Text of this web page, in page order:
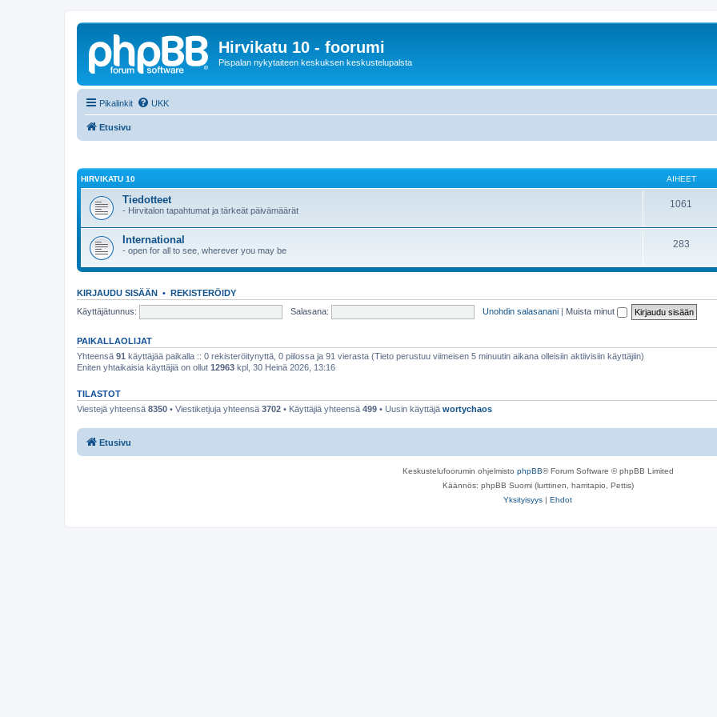
Hirvikatu 10 - foorumi
Pispalan nykytaiteen keskuksen keskustelupalsta
Pikalinkit UKK
Etusivu
HIRVIKATU 10 AIHEET
Tiedotteet
- Hirvitalon tapahtumat ja tärkeät päivämäärät
1061
International
- open for all to see, wherever you may be
283
KIRJAUDU SISÄÄN • REKISTERÖIDY
Käyttäjätunnus:
Salasana: Unohdin salasanani | Muista minut
PAIKALLAOLIJAT
Yhteensä 91 käyttäjää paikalla :: 0 rekisteröitynyttä, 0 piilossa ja 91 vierasta (Tieto perustuu viimeisen 5 minuutin aikana olleisiin aktiivisiin käyttäjiin)
Eniten yhtaikaisia käyttäjiä on ollut 12963 kpl, 30 Heinä 2026, 13:16
TILASTOT
Viestejä yhteensä 8350 • Viestiketjuja yhteensä 3702 • Käyttäjiä yhteensä 499 • Uusin käyttäjä wortychaos
Etusivu
Keskustelufoorumin ohjelmisto phpBB® Forum Software © phpBB Limited
Käännös: phpBB Suomi (lurttinen, harritapio, Pettis)
Yksityisyys | Ehdot